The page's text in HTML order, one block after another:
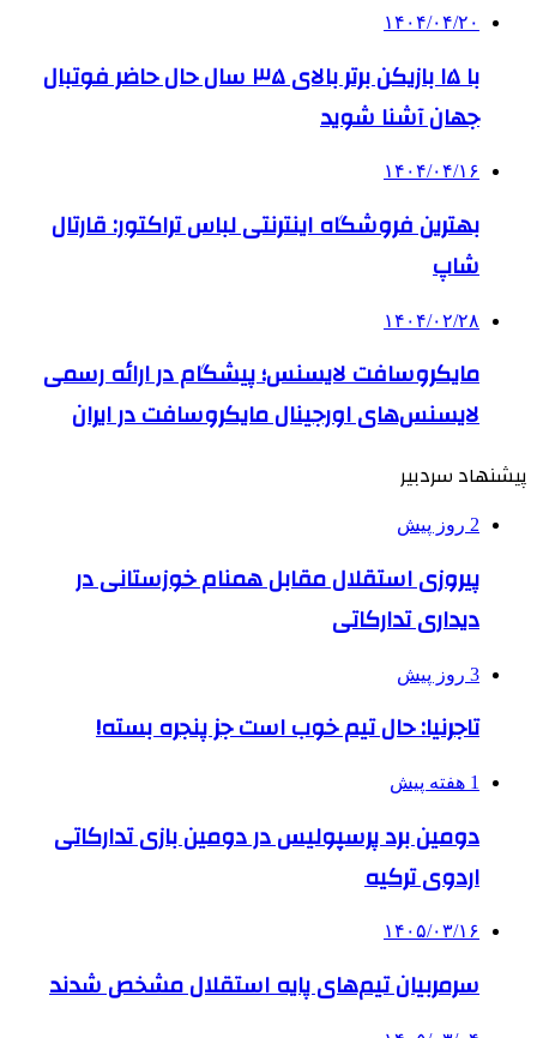
۱۴۰۴/۰۴/۲۰
با ۱۵ بازیکن برتر بالای ۳۵ سال حال حاضر فوتبال
جهان آشنا شوید
۱۴۰۴/۰۴/۱۶
بهترین فروشگاه اینترنتی لباس تراکتور: قارتال
شاپ
۱۴۰۴/۰۲/۲۸
مایکروسافت لایسنس؛ پیشگام در ارائه رسمی
لایسنس‌های اورجینال مایکروسافت در ایران
پیشنهاد سردبیر
2 روز پیش
پیروزی استقلال مقابل همنام خوزستانی در
دیداری تدارکاتی
3 روز پیش
تاجرنیا: حال تیم خوب است جز پنجره بسته!
1 هفته پیش
دومین برد پرسپولیس در دومین بازی تدارکاتی
اردوی ترکیه
۱۴۰۵/۰۳/۱۶
سرمربیان تیم‌های پایه استقلال مشخص شدند